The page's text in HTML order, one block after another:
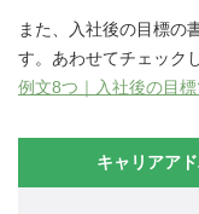
また、入社後の目標の
す。あわせてチェック
例文8つ｜入社後の目
キャリアア